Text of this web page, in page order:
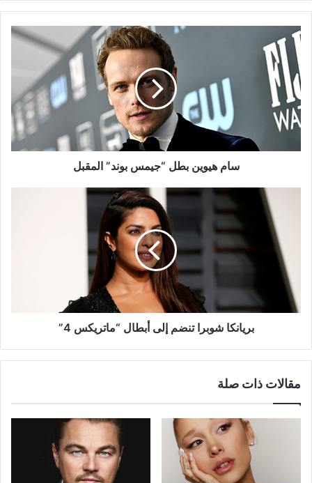
سام
هيوين
بطل
“جيمس
بوند”
المقبل
سام هيوين بطل “جيمس بوند” المقبل
أبطال
“ماتريكس
بريانكا شوبرا تنضم إلى أبطال “ماتريكس 4”
مقالات ذات صلة